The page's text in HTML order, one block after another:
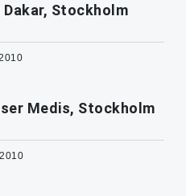
Stockholm
Medis, Stockholm